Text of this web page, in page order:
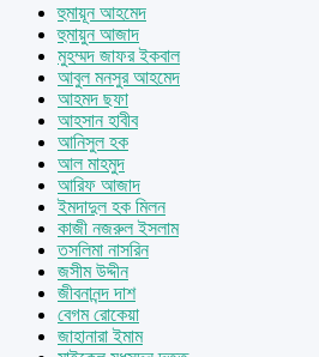
হুমায়ূন আহমেদ
হুমায়ুন আজাদ
মুহম্মদ জাফর ইকবাল
আবুল মনসুর আহমেদ
আহমদ ছফা
আহসান হাবীব
আনিসুল হক
আল মাহমুদ
আরিফ আজাদ
ইমদাদুল হক মিলন
কাজী নজরুল ইসলাম
তসলিমা নাসরিন
জসীম উদ্দীন
জীবনানন্দ দাশ
বেগম রোকেয়া
জাহানারা ইমাম